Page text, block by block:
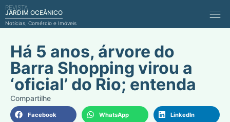
REVISTA
JARDIM OCEÂNICO
Notícias, Comércio e Imóveis
Há 5 anos, árvore do
Barra Shopping virou a
‘oficial’ do Rio; entenda
Facebook WhatsApp LinkedIn